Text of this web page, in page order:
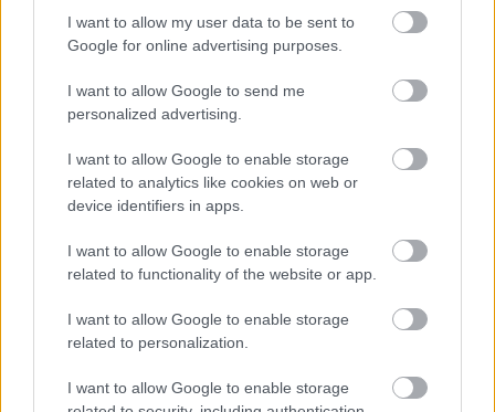
I want to allow my user data to be sent to
Google for online advertising purposes.
I want to allow Google to send me
personalized advertising.
I want to allow Google to enable storage
related to analytics like cookies on web or
device identifiers in apps.
I want to allow Google to enable storage
related to functionality of the website or app.
I want to allow Google to enable storage
related to personalization.
I want to allow Google to enable storage
41 fok fölé forrósodott az ország, Szolnokon pedig egy másik
rekord is megdőlt
Egy telefonhívást akart, végül rendőrök vitték el a mezőtúri
A Tisza kormány minisztere újabb nagy változásokról döntött
a közoktatásban – például az iskolaigazgatók visszakapják
munkáltatói jogaikat
Sok volt az igazolatlan hiányzás, Pócs János fizetéslevonást
kapott, más fideszesek még kevesebbet vittek haza
A Szolnok megyei gazdák nagyon nem akarták a JÉGER
további üzemeltetését
Csendélet 5.0: alig balesetveszélyes lépcső és remek
állapotban levő buszmegálló mutatja, hogy Szolnok mennyire